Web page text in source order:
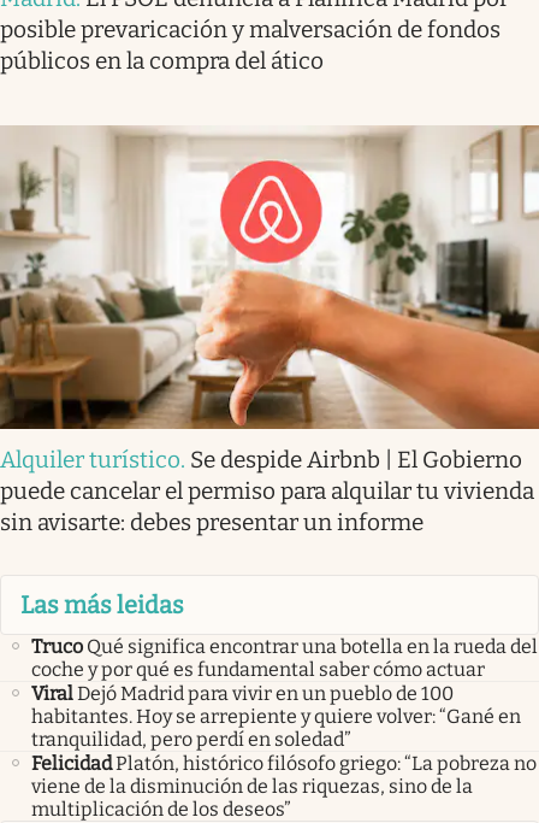
posible prevaricación y malversación de fondos
públicos en la compra del ático
Alquiler turístico. Se despide Airbnb | El Gobierno
puede cancelar el permiso para alquilar tu vivienda
sin avisarte: debes presentar un informe
Las más leidas
Truco Qué significa encontrar una botella en la rueda del
coche y por qué es fundamental saber cómo actuar
ViralDejó Madrid para vivir en un pueblo de 100
habitantes. Hoy se arrepiente y quiere volver: “Gané en
tranquilidad, pero perdí en soledad”
FelicidadPlatón, histórico filósofo griego: “La pobreza no
viene de la disminución de las riquezas, sino de la
multiplicación de los deseos”